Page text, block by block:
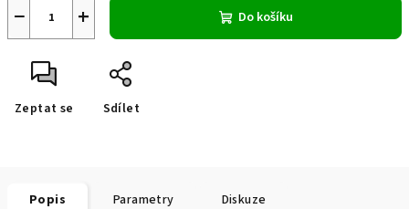
+
− Do košíku
Zeptat se Sdílet
Popis Parametry Diskuze